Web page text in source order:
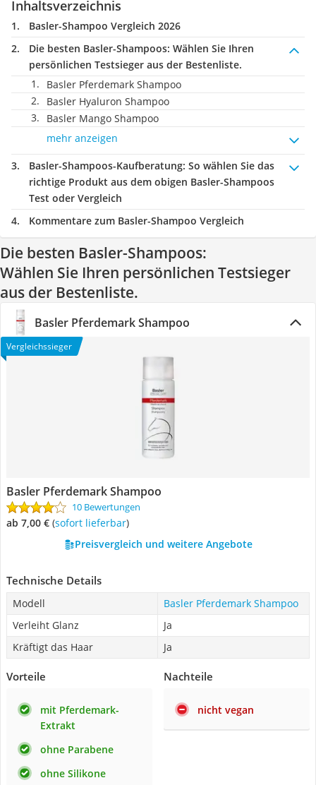
Inhaltsverzeichnis
Basler-Shampoo Vergleich 2026
Die besten Basler-Shampoos: Wählen Sie Ihren
persönlichen Testsieger aus der Bestenliste.
Basler Pferdemark Shampoo
Basler Hyaluron Shampoo
Basler Mango Shampoo
mehr anzeigen
Basler-Shampoos-Kaufberatung: So wählen Sie das
richtige Produkt aus dem obigen Basler-Shampoos
Test oder Vergleich
Kommentare zum Basler-Shampoo Vergleich
Die besten Basler-Shampoos:
Wählen Sie Ihren persönlichen Testsieger
aus der Bestenliste.
Basler Pferdemark Shampoo
Vergleichssieger
Basler Pferdemark Shampoo
10 Bewertungen
ab 7,00 € ( Sofort lieferbar)
Preisvergleich und weitere Angebote
Technische Details
Modell
Basler Pferdemark Shampoo
Verleiht Glanz
Ja
Kräftigt das Haar
Ja
Vorteile
mit Pferdemark-
Extrakt
ohne Parabene
ohne Silikone
Nachteile
nicht vegan